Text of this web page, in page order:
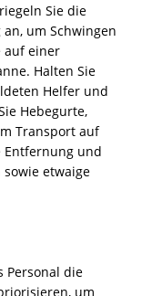
Sie die
um Schwingen
auf einer
Halten Sie
Helfer und
Hebegurte,
Transport auf
Entfernung und
etwaige
Personal die
um